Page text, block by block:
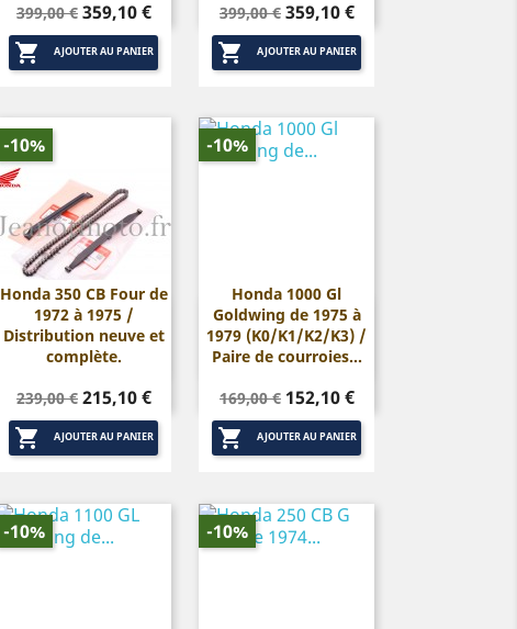
Prix
de
base
399,00 € Prix
359,10 €
 AJOUTER AU PANIER
Prix
de
base
399,00 € Prix
359,10 €
 AJOUTER AU PANIER
Honda 350 CB Four de
1972 à 1975 /
Distribution neuve et
complète.
Prix
de
base
239,00 € Prix
215,10 €
 AJOUTER AU PANIER
-10%
Aperçu rapide
Honda 1000 Gl
Goldwing de 1975 à
1979 (K0/K1/K2/K3) /
Paire de courroies...
Prix
de
base
169,00 € Prix
152,10 €
 AJOUTER AU PANIER
-10%
Aperçu rapide
-10% -10%